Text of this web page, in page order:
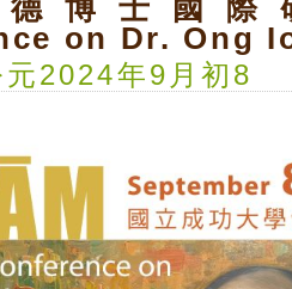
博士國際
on Dr. Ong
2024年9月初8